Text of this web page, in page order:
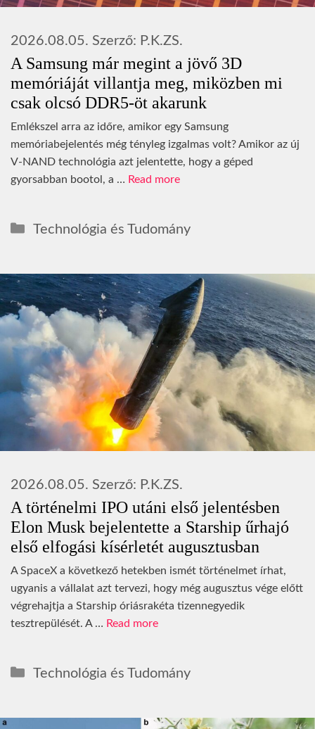
A Samsung már megint a jövő 3D
memóriáját villantja meg, miközben mi
csak olcsó DDR5-öt akarunk
2026.08.05. Szerző: P.K.ZS.
Emlékszel arra az időre, amikor egy Samsung
memóriabejelentés még tényleg izgalmas volt? Amikor az új
V-NAND technológia azt jelentette, hogy a géped
gyorsabban bootol, a … Read more
Kategória
Technológia és Tudomány
A történelmi IPO utáni első jelentésben
Elon Musk bejelentette a Starship űrhajó
első elfogási kísérletét augusztusban
2026.08.05. Szerző: P.K.ZS.
A SpaceX a következő hetekben ismét történelmet írhat,
ugyanis a vállalat azt tervezi, hogy még augusztus vége előtt
végrehajtja a Starship óriásrakéta tizennegyedik
tesztrepülését. A … Read more
Kategória
Technológia és Tudomány